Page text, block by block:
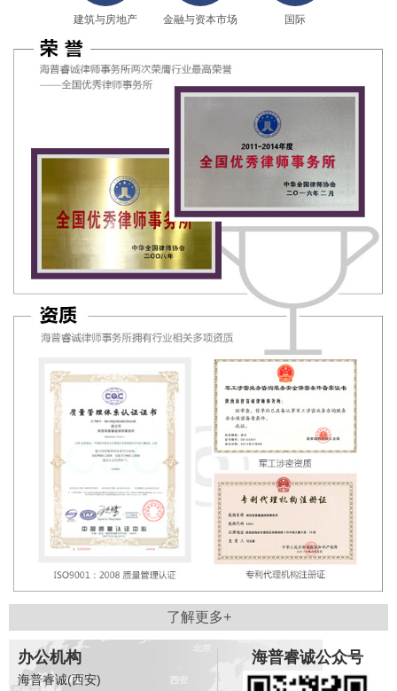
建筑与房地产 金融与资本市场 国际
了解更多+
办公机构
海普睿诚(西安)
海普睿诚公众号